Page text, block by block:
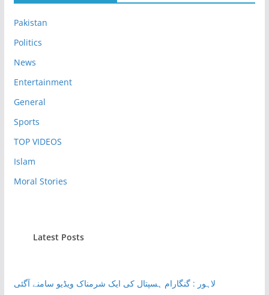
Pakistan
Politics
News
Entertainment
General
Sports
TOP VIDEOS
Islam
Moral Stories
Latest Posts
لاہور : گنگارام ہسپتال کی ایک شرمناک ویڈیو سامنے آگئی